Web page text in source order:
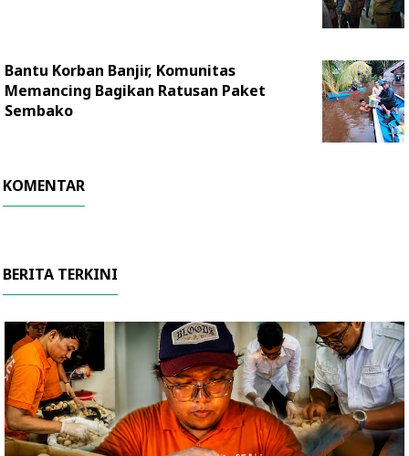
Bantu Korban Banjir, Komunitas
Memancing Bagikan Ratusan Paket
Sembako
KOMENTAR
BERITA TERKINI